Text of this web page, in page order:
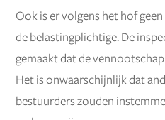
Ook is er volgens het hof
de belastingplichtige. De
gemaakt dat de
Het is onwaarschijnlijk dat
bestuurders zouden